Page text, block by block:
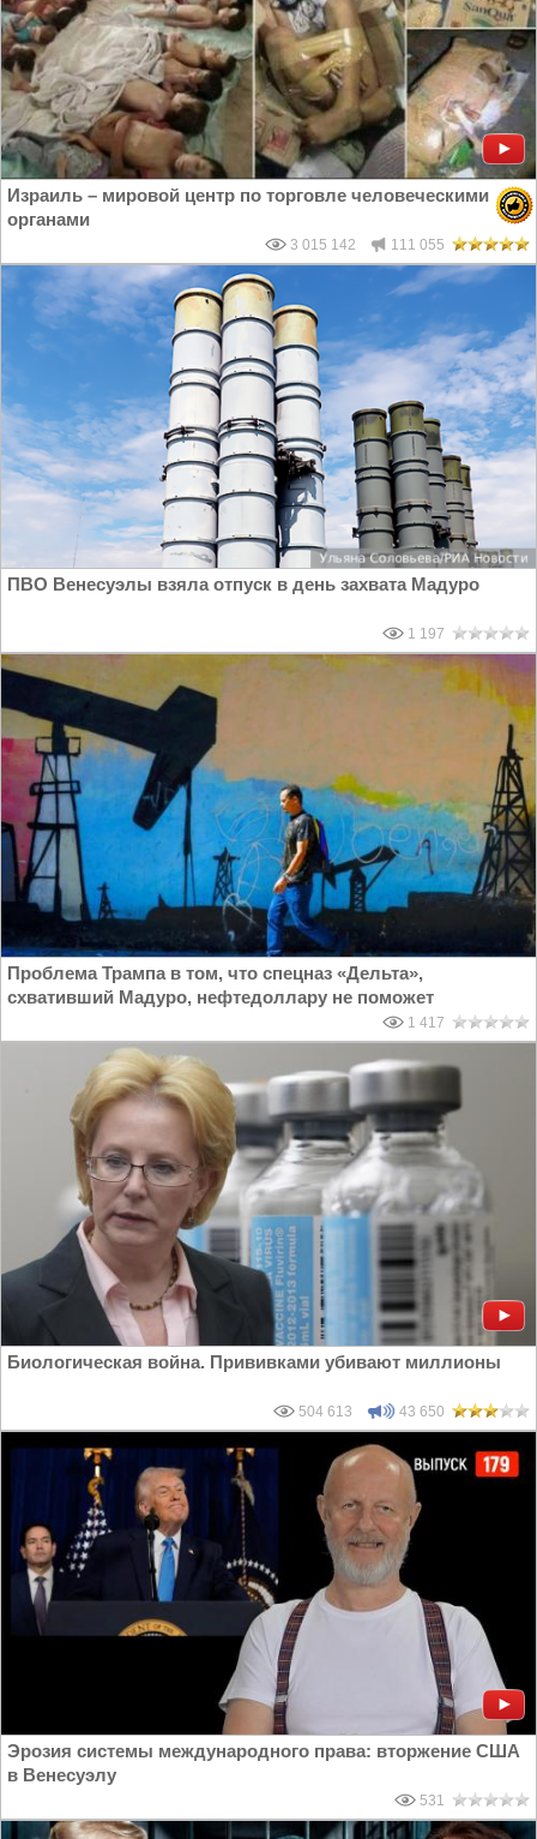
Израиль – мировой центр по торговле человеческими
органами
3 015 142 111 055
ПВО Венесуэлы взяла отпуск в день захвата Мадуро
1 197
Проблема Трампа в том, что спецназ «Дельта»,
схвативший Мадуро, нефтедоллару не поможет
1 417
Биологическая война. Прививками убивают миллионы
504 613 43 650
Эрозия системы международного права: вторжение США
в Венесуэлу
531